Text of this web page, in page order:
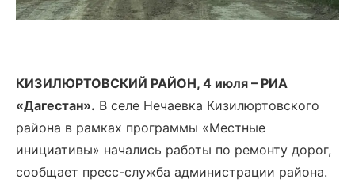
КИЗИЛЮРТОВСКИЙ РАЙОН, 4 июля – РИА
«Дагестан». В селе Нечаевка Кизилюртовского
района в рамках программы «Местные
инициативы» начались работы по ремонту дорог,
сообщает пресс-служба администрации района.